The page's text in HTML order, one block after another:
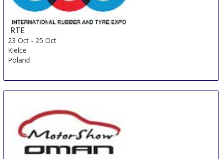
RTE
23 Oct - 25 Oct
Kielce
Poland